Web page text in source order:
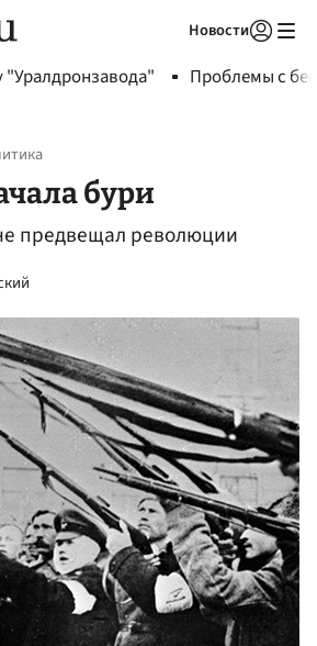
Новости
"Уралдронзавода" Проблемы с
бури
предвещал революции